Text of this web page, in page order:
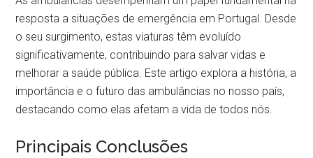
resposta a situações de emergência em Portugal. Desde
o seu surgimento, estas viaturas têm evoluído
significativamente, contribuindo para salvar vidas e
melhorar a saúde pública. Este artigo explora a história, a
importância e o futuro das ambulâncias no nosso país,
destacando como elas afetam a vida de todos nós.
Principais Conclusões